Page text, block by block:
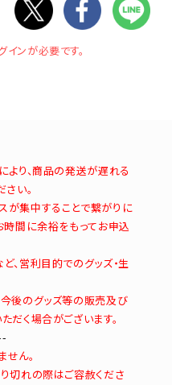
ンが必要です。
り、商品の発送が遅れる
い。
集中することで繋がりに
時間に余裕をもってお申込
、営利目的でのグッズ・生
後のグッズ等の販売及び
だく場合がございます。
ん。
切れの際はご容赦くださ